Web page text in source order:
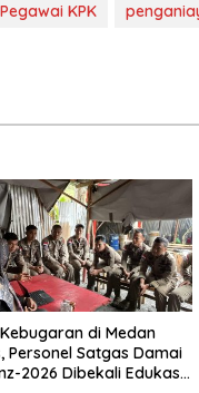
Pegawai KPK
di Medan
Personel Satgas Damai
2026 Dibekali Edukasi